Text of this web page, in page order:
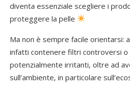
diventa essenziale scegliere i
proteggere la pelle
Ma non è sempre facile orientarsi:
infatti contenere filtri controversi o
potenzialmente irritanti, oltre ad
sull’ambiente, in particolare